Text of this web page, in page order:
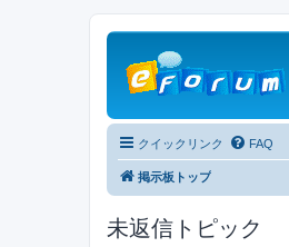
クイックリンク FAQ
掲示板トップ
未返信トピック